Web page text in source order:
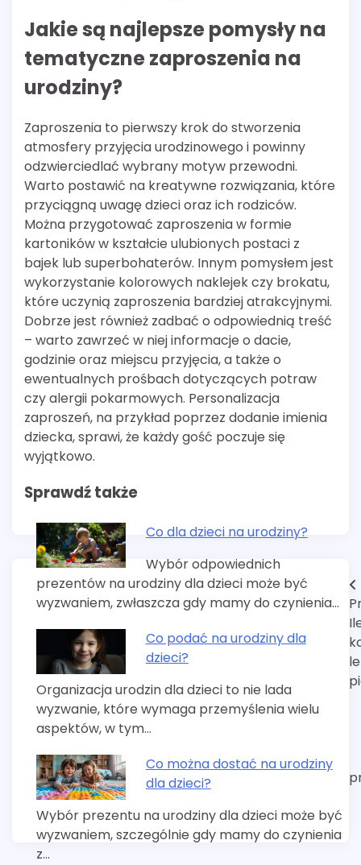
Jakie są najlepsze pomysły na
tematyczne zaproszenia na
urodziny?
Zaproszenia to pierwszy krok do stworzenia
atmosfery przyjęcia urodzinowego i powinny
odzwierciedlać wybrany motyw przewodni.
Warto postawić na kreatywne rozwiązania, które
przyciągną uwagę dzieci oraz ich rodziców.
Można przygotować zaproszenia w formie
kartoników w kształcie ulubionych postaci z
bajek lub superbohaterów. Innym pomysłem jest
wykorzystanie kolorowych naklejek czy brokatu,
które uczynią zaproszenia bardziej atrakcyjnymi.
Dobrze jest również zadbać o odpowiednią treść
– warto zawrzeć w niej informacje o dacie,
godzinie oraz miejscu przyjęcia, a także o
ewentualnych prośbach dotyczących potraw
czy alergii pokarmowych. Personalizacja
zaproszeń, na przykład poprzez dodanie imienia
dziecka, sprawi, że każdy gość poczuje się
wyjątkowo.
Sprawdź także
Co dla dzieci na urodziny?
Wybór odpowiednich
prezentów na urodziny dla dzieci może być
wyzwaniem, zwłaszcza gdy mamy do czynienia…
Co podać na urodziny dla
dzieci?
Organizacja urodzin dla dzieci to nie lada
wyzwanie, które wymaga przemyślenia wielu
aspektów, w tym…
Co można dostać na urodziny
dla dzieci?
Wybór prezentu na urodziny dla dzieci może być
wyzwaniem, szczególnie gdy mamy do czynienia
z…
Nawigacja
wpisu